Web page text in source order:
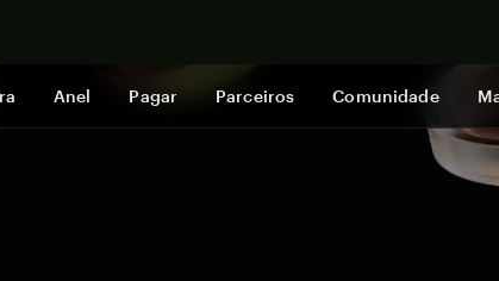
Anel Pagar Parceiros Comunidade